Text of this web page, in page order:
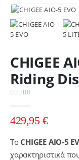
CHIGEE
Riding
429,95 €
Το CHIGEE AIO-5
χαρακτηριστικά